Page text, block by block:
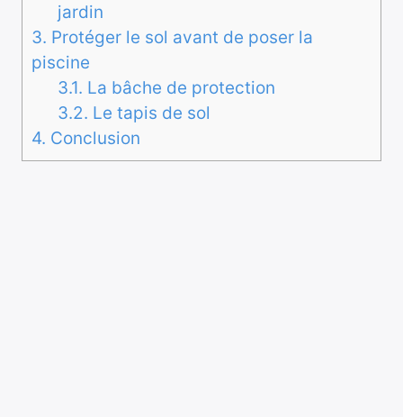
jardin
3. Protéger le sol avant de poser la
piscine
3.1. La bâche de protection
3.2. Le tapis de sol
4. Conclusion